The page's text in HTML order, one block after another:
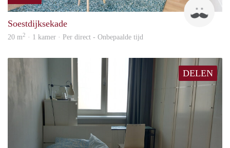
Soestdijksekade
20 m2 · 1 kamer · Per direct - Onbepaalde tijd
DELEN